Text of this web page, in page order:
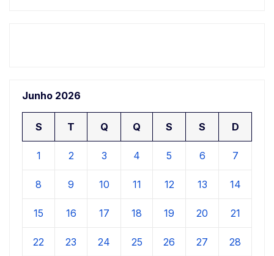
Junho 2026
S T Q Q S S D
1 2 3 4 5 6 7
8 9 10 11 12 13 14
15 16 17 18 19 20 21
22 23 24 25 26 27 28